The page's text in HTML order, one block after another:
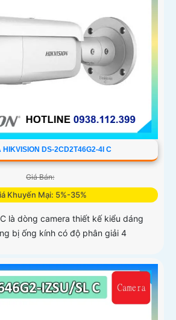
HIKVISION DS-2CD2T46G2-4I C
Giá Bán:
Khuyến Mại: 5%-35%
là dòng camera thiết kế kiểu dáng
bị ống kính có độ phân giải 4